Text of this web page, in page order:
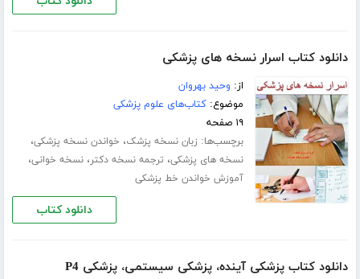
دانلود کتاب اسرار نسخه های پزشکی
از: وحید بهروان
موضوع:کتاب‌های علوم پزشکی
۱۹ صفحه
برچسب‌ها: زبان نسخه پزشک، خواندن نسخه پزشکی،
نسخه های پزشکی، ترجمه نسخه دکتر،نسخه خوانی،
آموزش خواندن خط پزشکی
دانلود کتاب
دانلود کتاب پزشکی آینده، پزشکی سیستمی، پزشکی P4